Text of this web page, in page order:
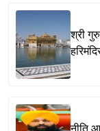
श्री